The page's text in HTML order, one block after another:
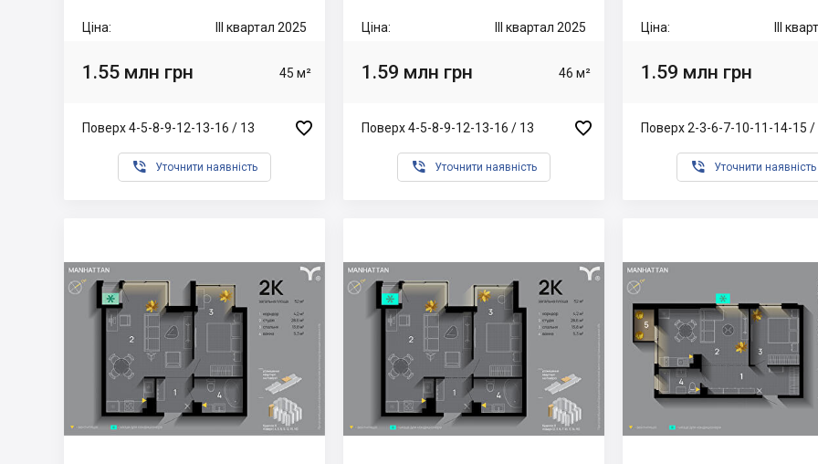
Ціна: III квартал 2025
1.55 млн грн 45 м²
Поверх 4-5-8-9-12-13-16 / 13 
 Уточнити наявність
Ціна: III квартал 2025
1.59 млн грн 46 м²
Поверх 4-5-8-9-12-13-16 / 13 
 Уточнити наявність
Ціна: III
1.59 млн грн
Поверх 2-3-6-7-10-11-14-15 /
 Уточнити наявність